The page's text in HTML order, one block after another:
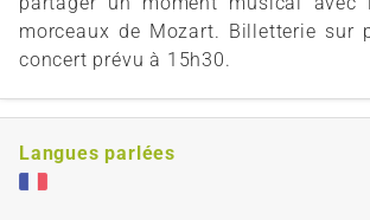
morceaux de Mozart. Billetterie sur
concert prévu à 15h30.
Langues parlées